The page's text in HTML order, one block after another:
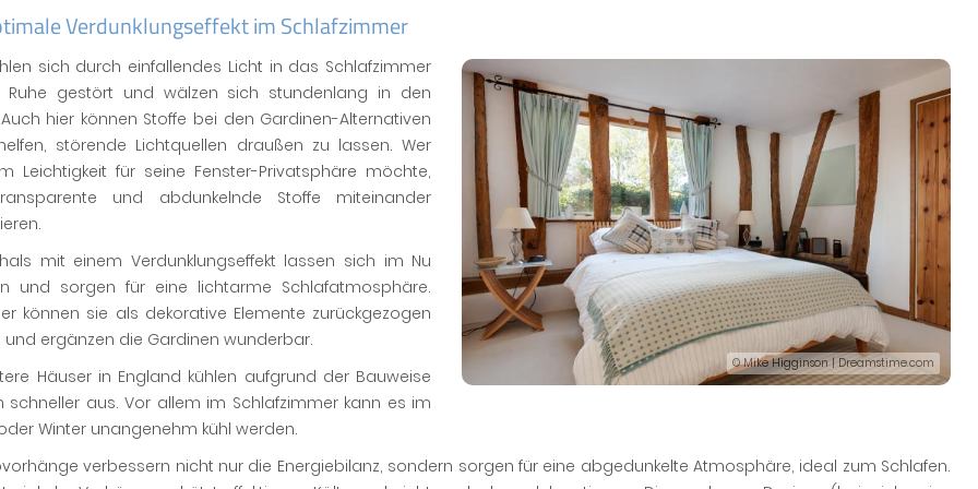
Verdunklungseffekt im Schlafzimmer
© Mike Higginson | Dreamstime.com
sich durch einfallendes Licht in das Schlafzimmer
Ruhe gestört und wälzen sich stundenlang in den
hier können Stoffe bei den Gardinen-Alternativen
störende Lichtquellen draußen zu lassen. Wer
Leichtigkeit für seine Fenster-Privatsphäre möchte,
und abdunkelnde Stoffe miteinander
mit einem Verdunklungseffekt lassen sich im Nu
und sorgen für eine lichtarme Schlafatmosphäre.
können sie als dekorative Elemente zurückgezogen
und ergänzen die Gardinen wunderbar.
Häuser in England kühlen aufgrund der Bauweise
schneller aus. Vor allem im Schlafzimmer kann es im
Winter unangenehm kühl werden.
verbessern nicht nur die Energiebilanz, sondern sorgen für eine abgedunkelte Atmosphäre, ideal zum Schlafen.